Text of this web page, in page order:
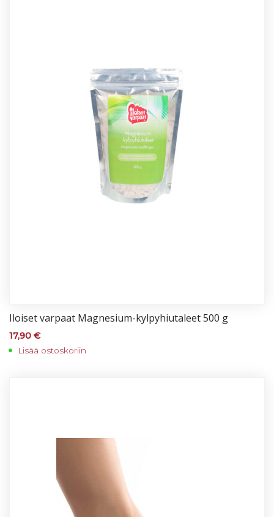
Iloi­set var­paat Mag­ne­sium-kyl­py­hiu­ta­leet 500 g
17,90 €
Lisää ostoskoriin